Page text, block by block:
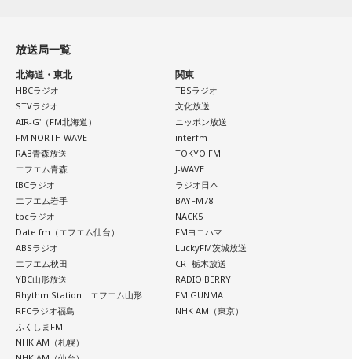
放送局一覧
北海道・東北
HBCラジオ
STVラジオ
AIR-G'（FM北海道）
FM NORTH WAVE
RAB青森放送
エフエム青森
IBCラジオ
エフエム岩手
tbcラジオ
Date fm（エフエム仙台）
ABSラジオ
エフエム秋田
YBC山形放送
Rhythm Station エフエム山形
RFCラジオ福島
ふくしまFM
NHK AM（札幌）
関東
TBSラジオ
文化放送
ニッポン放送
interfm
TOKYO FM
J-WAVE
ラジオ日本
BAYFM78
NACK5
FMヨコハマ
LuckyFM茨城放送
CRT栃木放送
RADIO BERRY
FM GUNMA
NHK AM（東京）